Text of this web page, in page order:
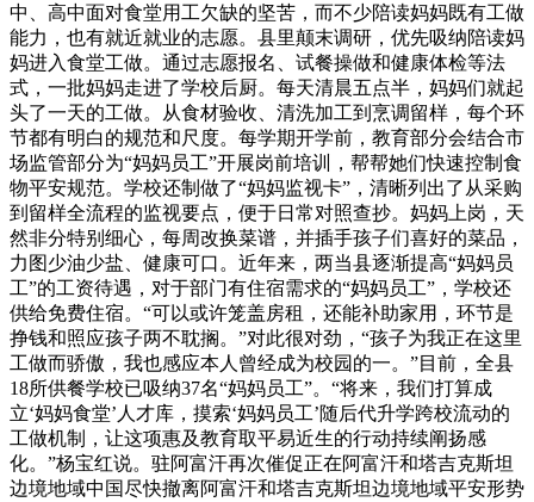
中、高中面对食堂用工欠缺的坚苦，而不少陪读妈妈既有工做
能力，也有就近就业的志愿。县里颠末调研，优先吸纳陪读妈
妈进入食堂工做。通过志愿报名、试餐操做和健康体检等法
式，一批妈妈走进了学校后厨。每天清晨五点半，妈妈们就起
头了一天的工做。从食材验收、清洗加工到烹调留样，每个环
节都有明白的规范和尺度。每学期开学前，教育部分会结合市
场监管部分为“妈妈员工”开展岗前培训，帮帮她们快速控制食
物平安规范。学校还制做了“妈妈监视卡”，清晰列出了从采购
到留样全流程的监视要点，便于日常对照查抄。妈妈上岗，天
然非分特别细心，每周改换菜谱，并插手孩子们喜好的菜品，
力图少油少盐、健康可口。近年来，两当县逐渐提高“妈妈员
工”的工资待遇，对于部门有住宿需求的“妈妈员工”，学校还
供给免费住宿。“可以或许笼盖房租，还能补助家用，环节是
挣钱和照应孩子两不耽搁。”对此很对劲，“孩子为我正在这里
工做而骄傲，我也感应本人曾经成为校园的一。”目前，全县
18所供餐学校已吸纳37名“妈妈员工”。“将来，我们打算成
立‘妈妈食堂’人才库，摸索‘妈妈员工’随后代升学跨校流动的
工做机制，让这项惠及教育取平易近生的行动持续阐扬感
化。”杨宝红说。驻阿富汗再次催促正在阿富汗和塔吉克斯坦
边境地域中国尽快撤离阿富汗和塔吉克斯坦边境地域平安形势